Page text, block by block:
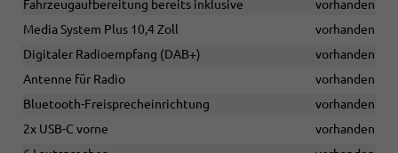
Fahrzeugaufbereitung bereits inklusive
vorhanden
Media System Plus 10,4 Zoll
vorhanden
Digitaler Radioempfang (DAB+)
vorhanden
Antenne für Radio
vorhanden
Bluetooth-Freisprecheinrichtung
vorhanden
2x USB-C vorne
vorhanden